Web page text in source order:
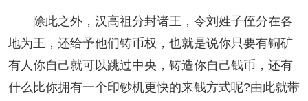
除此之外，汉高祖分封诸王，令刘姓子侄分在各
地为王，还给予他们铸币权，也就是说你只要有铜矿
有人你自己就可以跳过中央，铸造你自己钱币，还有
什么比你拥有一个印钞机更快的来钱方式呢?由此就带